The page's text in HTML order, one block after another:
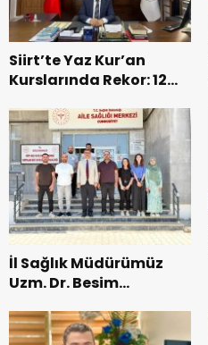
Siirt’te Yaz Kur’an
Kurslarında Rekor: 12
Eğitim Alıyor
İl Sağlık Müdürümüz
Uzm. Dr. Besim
Sağlıklı Hayat